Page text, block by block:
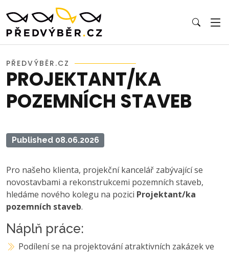
PŘEDVÝBĚR.CZ
PROJEKTANT/KA
POZEMNÍCH STAVEB
Published 08.06.2026
Pro našeho klienta, projekční kancelář zabývající se
novostavbami a rekonstrukcemi pozemních staveb,
hledáme nového kolegu na pozici Projektant/ka
pozemních staveb.
Náplň práce:
Podílení se na projektování atraktivních zakázek ve